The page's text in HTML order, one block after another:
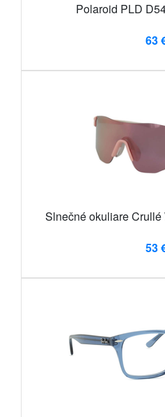
Polaroid PLD
63
Slnečné okuliare
53